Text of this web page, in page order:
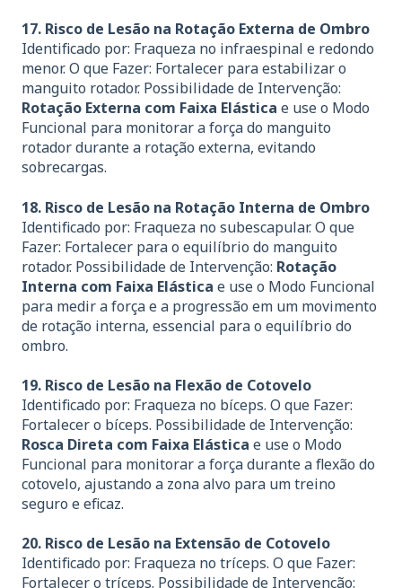
17. Risco de Lesão na Rotação Externa de Ombro
Identificado por: Fraqueza no infraespinal e redondo
menor. O que Fazer: Fortalecer para estabilizar o
manguito rotador. Possibilidade de Intervenção:
Rotação Externa com Faixa Elástica e use o Modo
Funcional para monitorar a força do manguito
rotador durante a rotação externa, evitando
sobrecargas.
18. Risco de Lesão na Rotação Interna de Ombro
Identificado por: Fraqueza no subescapular. O que
Fazer: Fortalecer para o equilíbrio do manguito
rotador. Possibilidade de Intervenção: Rotação
Interna com Faixa Elástica e use o Modo Funcional
para medir a força e a progressão em um movimento
de rotação interna, essencial para o equilíbrio do
ombro.
19. Risco de Lesão na Flexão de Cotovelo
Identificado por: Fraqueza no bíceps. O que Fazer:
Fortalecer o bíceps. Possibilidade de Intervenção:
Rosca Direta com Faixa Elástica e use o Modo
Funcional para monitorar a força durante a flexão do
cotovelo, ajustando a zona alvo para um treino
seguro e eficaz.
20. Risco de Lesão na Extensão de Cotovelo
Identificado por: Fraqueza no tríceps. O que Fazer:
Fortalecer o tríceps. Possibilidade de Intervenção: